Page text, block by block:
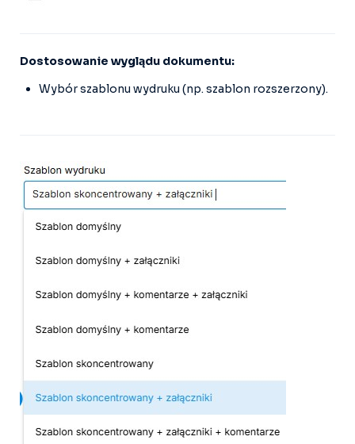
Dostosowanie wyglądu dokumentu:
Wybór szablonu wydruku (np. szablon rozszerzony).